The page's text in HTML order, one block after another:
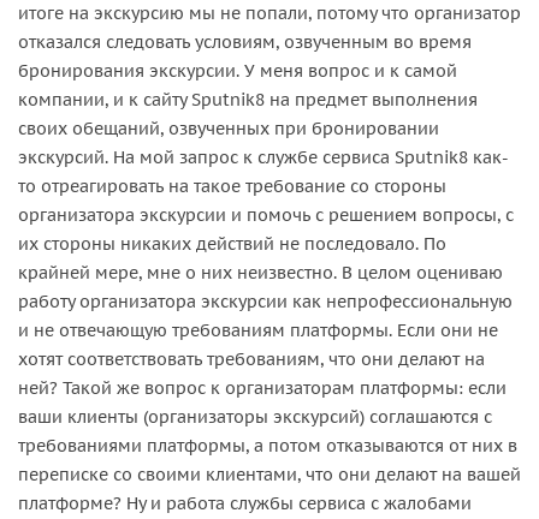
итоге на экскурсию мы не попали, потому что организатор
отказался следовать условиям, озвученным во время
бронирования экскурсии. У меня вопрос и к самой
компании, и к сайту Sputnik8 на предмет выполнения
своих обещаний, озвученных при бронировании
экскурсий. На мой запрос к службе сервиса Sputnik8 как-
то отреагировать на такое требование со стороны
организатора экскурсии и помочь с решением вопросы, с
их стороны никаких действий не последовало. По
крайней мере, мне о них неизвестно. В целом оцениваю
работу организатора экскурсии как непрофессиональную
и не отвечающую требованиям платформы. Если они не
хотят соответствовать требованиям, что они делают на
ней? Такой же вопрос к организаторам платформы: если
ваши клиенты (организаторы экскурсий) соглашаются с
требованиями платформы, а потом отказываются от них в
переписке со своими клиентами, что они делают на вашей
платформе? Ну и работа службы сервиса с жалобами